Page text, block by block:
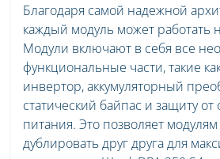
Благодаря самой надежной
каждый модуль может работать
Модули включают в себя все
функциональные части, такие
инвертор, аккумуляторный
статический байпас и защиту от
питания. Это позволяет
дублировать друг друга для